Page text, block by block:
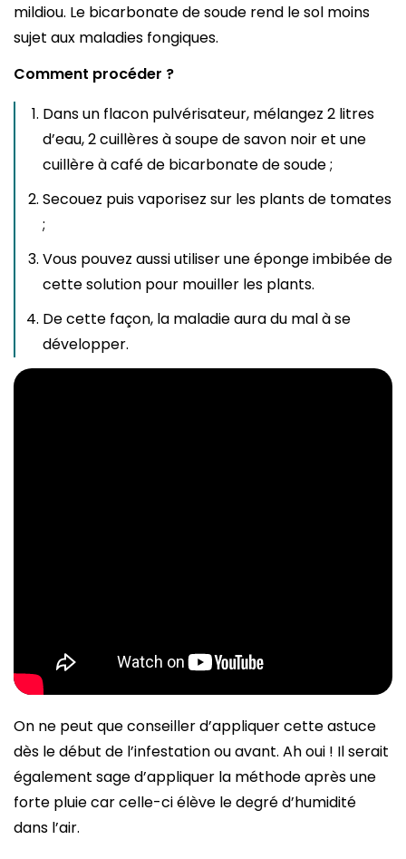
mildiou. Le bicarbonate de soude rend le sol moins
sujet aux maladies fongiques.
Comment procéder ?
Dans un flacon pulvérisateur, mélangez 2 litres
d’eau, 2 cuillères à soupe de savon noir et une
cuillère à café de bicarbonate de soude ;
Secouez puis vaporisez sur les plants de tomates
;
Vous pouvez aussi utiliser une éponge imbibée de
cette solution pour mouiller les plants.
De cette façon, la maladie aura du mal à se
développer.
On ne peut que conseiller d’appliquer cette astuce
dès le début de l’infestation ou avant. Ah oui ! Il serait
également sage d’appliquer la méthode après une
forte pluie car celle-ci élève le degré d’humidité
dans l’air.